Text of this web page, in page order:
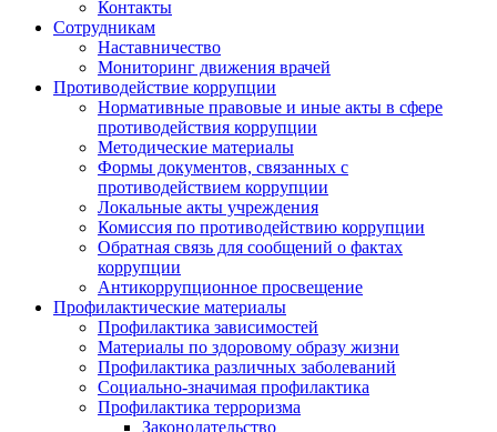
Контакты
Сотрудникам
Наставничество
Мониторинг движения врачей
Противодействие коррупции
Нормативные правовые и иные акты в сфере
противодействия коррупции
Методические материалы
Формы документов, связанных с
противодействием коррупции
Локальные акты учреждения
Комиссия по противодействию коррупции
Обратная связь для сообщений о фактах
коррупции
Антикоррупционное просвещение
Профилактические материалы
Профилактика зависимостей
Материалы по здоровому образу жизни
Профилактика различных заболеваний
Социально-значимая профилактика
Профилактика терроризма
Законодательство